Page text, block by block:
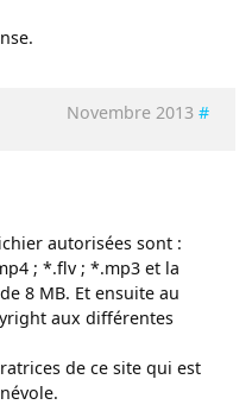
Novembre 2013 #
autorisées sont :
; *.flv ; *.mp3 et la
8 MB. Et ensuite au
aux différentes
de ce site qui est